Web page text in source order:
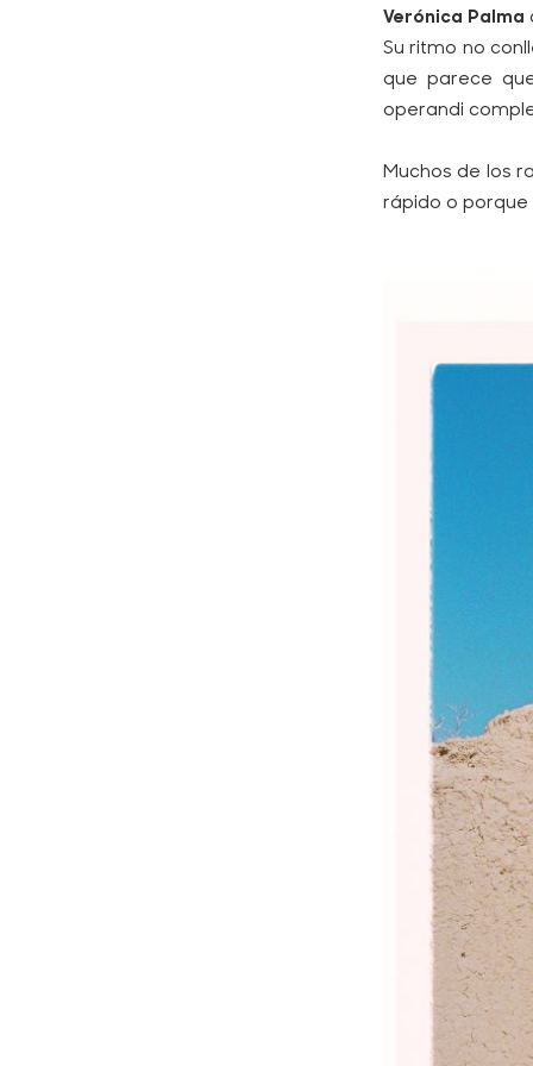
Verónica Palma
Su ritmo no
que parece
operandi
Muchos de los
rápido o porque